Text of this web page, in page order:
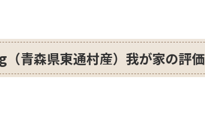
青森県東通村産）我が家の評価